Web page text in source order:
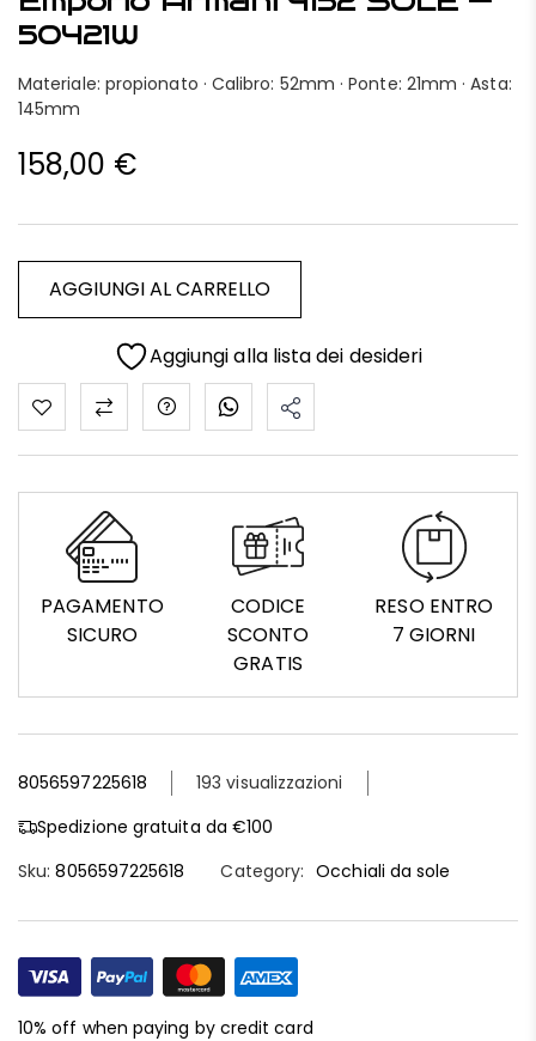
50421W
Materiale: propionato · Calibro: 52mm · Ponte: 21mm · Asta:
145mm
158,00 €
AGGIUNGI AL CARRELLO
Aggiungi alla lista dei desideri
PAGAMENTO
SICURO
CODICE
SCONTO
GRATIS
RESO ENTRO
7 GIORNI
8056597225618
193 visualizzazioni
Spedizione gratuita da €100
Sku: 8056597225618 Category: Occhiali da sole
10% off when paying by credit card